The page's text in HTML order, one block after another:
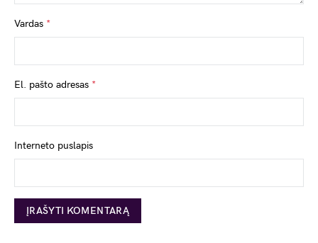
Vardas *
El. pašto adresas *
Interneto puslapis